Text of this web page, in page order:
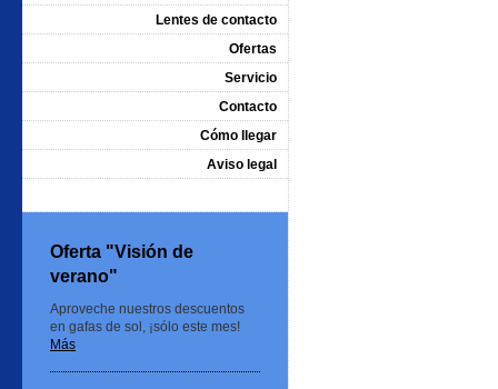
Lentes de contacto
Ofertas
Servicio
Contacto
Cómo llegar
Aviso legal
Oferta "Visión de
verano"
Aproveche nuestros descuentos
en gafas de sol, ¡sólo este mes!
Más